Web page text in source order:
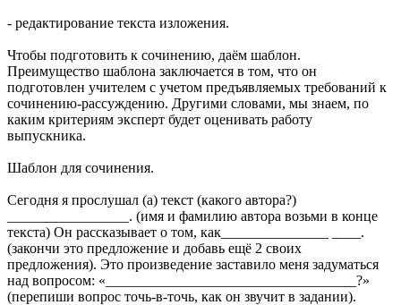
- редактирование текста изложения.
Чтобы подготовить к сочинению, даём шаблон.
Преимущество шаблона заключается в том, что он
подготовлен учителем с учетом предъявляемых требований к
сочинению-рассуждению. Другими словами, мы знаем, по
каким критериям эксперт будет оценивать работу
выпускника.
Шаблон для сочинения.
Сегодня я прослушал (а) текст (какого автора?)
_________________. (имя и фамилию автора возьми в конце
текста) Он рассказывает о том, как_______________ ____.
(закончи это предложение и добавь ещё 2 своих
предложения). Это произведение заставило меня задуматься
над вопросом: «___________________________________?»
(перепиши вопрос точь-в-точь, как он звучит в задании).